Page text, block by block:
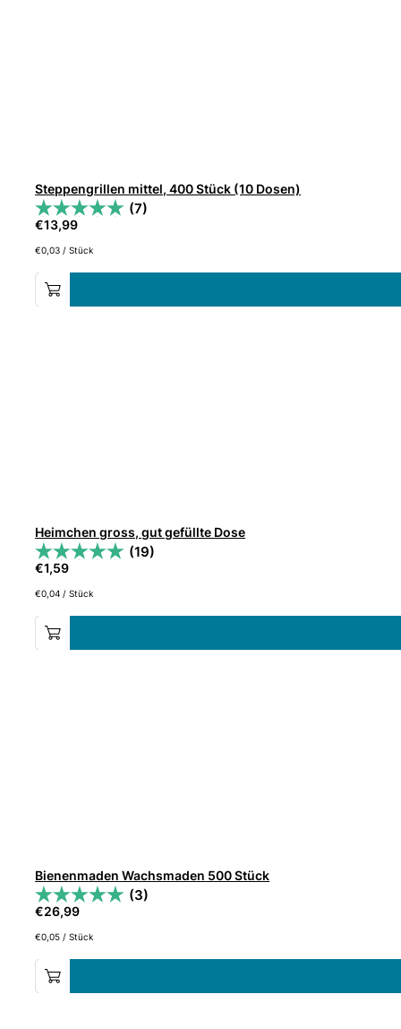
Steppengrillen mittel, 400 Stück (10 Dosen)
(7)
€13,99
€0,03 /Stück
Heimchen gross, gut gefüllte Dose
(19)
€1,59
€0,04 /Stück
Bienenmaden Wachsmaden 500 Stück
(3)
€26,99
€0,05 /Stück